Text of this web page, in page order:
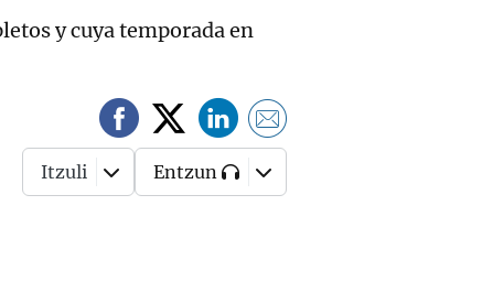
y cuya temporada en
Itzuli Entzun